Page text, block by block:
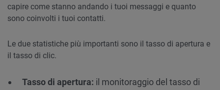
capire come stanno andando i tuoi messaggi e quanto
sono coinvolti i tuoi contatti.
Le due statistiche più importanti sono il tasso di apertura e
il tasso di clic.
Tasso di apertura: il monitoraggio del tasso di